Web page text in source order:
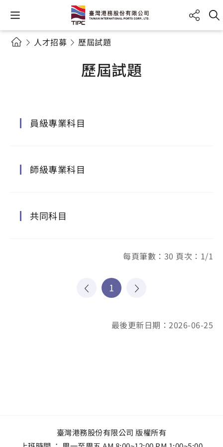
人才招募 歷屆試題
歷屆試題
員級專業科目
師級專業科目
共同科目
每頁筆數：30 頁次：1/1
1
最後更新日期：2026-06-25
臺灣港務股份有限公司 版權所有